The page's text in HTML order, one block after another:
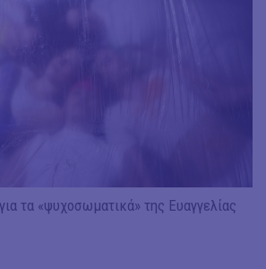
τα «ψυχοσωματικά» της Ευαγγελίας